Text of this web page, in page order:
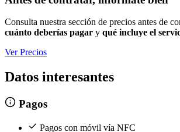
Consulta nuestra sección de precios antes de
cuánto deberías pagar y qué incluye el
Ver Precios
Datos interesantes
Pagos
Pagos con móvil vía NFC